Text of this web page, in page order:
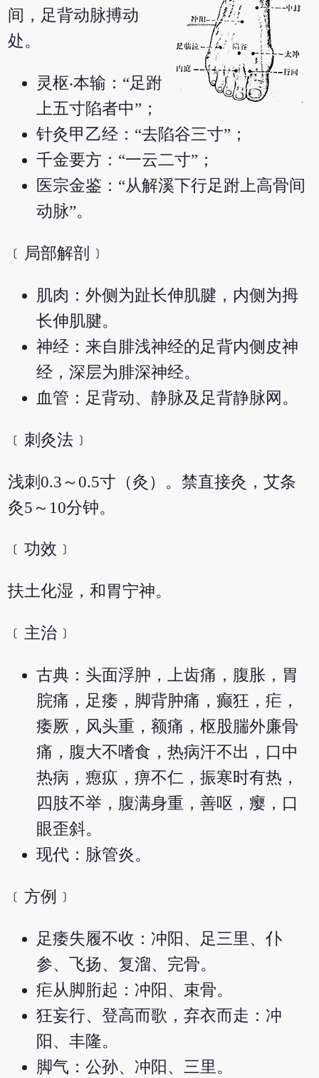
间，足背动脉搏动
处。
灵枢‧本输：“足跗
上五寸陷者中”；
针灸甲乙经：“去陷谷三寸”；
千金要方：“一云二寸”；
医宗金鉴：“从解溪下行足跗上高骨间
动脉”。
﹝局部解剖﹞
肌肉：外侧为趾长伸肌腱，内侧为拇
长伸肌腱。
神经：来自腓浅神经的足背内侧皮神
经，深层为腓深神经。
血管：足背动、静脉及足背静脉网。
﹝刺灸法﹞
浅刺0.3～0.5寸（灸）。禁直接灸，艾条
灸5～10分钟。
﹝功效﹞
扶土化湿，和胃宁神。
﹝主治﹞
古典：头面浮肿，上齿痛，腹胀，胃
脘痛，足痿，脚背肿痛，癫狂，疟，
痿厥，风头重，额痛，枢股腨外廉骨
痛，腹大不嗜食，热病汗不出，口中
热病，瘛疭，痹不仁，振寒时有热，
四肢不举，腹满身重，善呕，瘿，口
眼歪斜。
现代：脉管炎。
﹝方例﹞
足痿失履不收：冲阳、足三里、仆
参、飞扬、复溜、完骨。
疟从脚胻起：冲阳、束骨。
狂妄行、登高而歌，弃衣而走：冲
阳、丰隆。
脚气：公孙、冲阳、三里。